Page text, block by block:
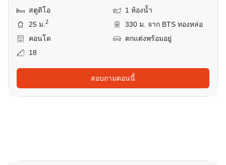
สตูดิโอ
1 ห้องน้ำ
25 ม.2
330 ม. จาก BTS ทองหล่อ
คอนโด
ตกแต่งพร้อมอยู่
18
สอบถามตอนนี้